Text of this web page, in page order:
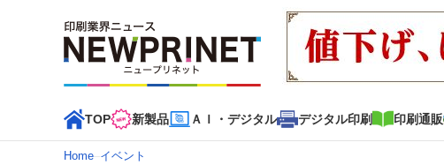
TOP 新製品 ＡＩ・デジタル デジタル印刷 印刷通販
Home–イベント